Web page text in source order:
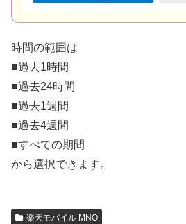
時間の範囲は
■過去1時間
■過去24時間
■過去1週間
■過去4週間
■すべての期間
から選択できます。
楽天モバイル MNO